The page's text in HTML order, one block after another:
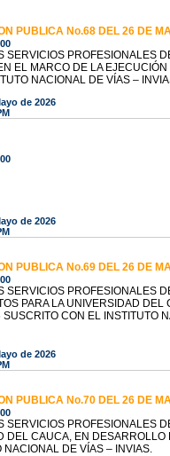
PUBLICA No.68 DEL 26 DE
SERVICIOS PROFESIONALES
EL MARCO DE LA
NACIONAL DE VÍAS –
de 2026
de 2026
PUBLICA No.69 DEL 26 DE
SERVICIOS PROFESIONALES
PARA LA UNIVERSIDAD
CON EL INSTITUTO
de 2026
PUBLICA No.70 DEL 26 DE
SERVICIOS PROFESIONALES
DEL CAUCA, EN
NACIONAL DE VÍAS – INVIAS.